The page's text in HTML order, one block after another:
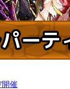
開催